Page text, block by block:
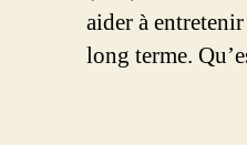
aider à
long terme.